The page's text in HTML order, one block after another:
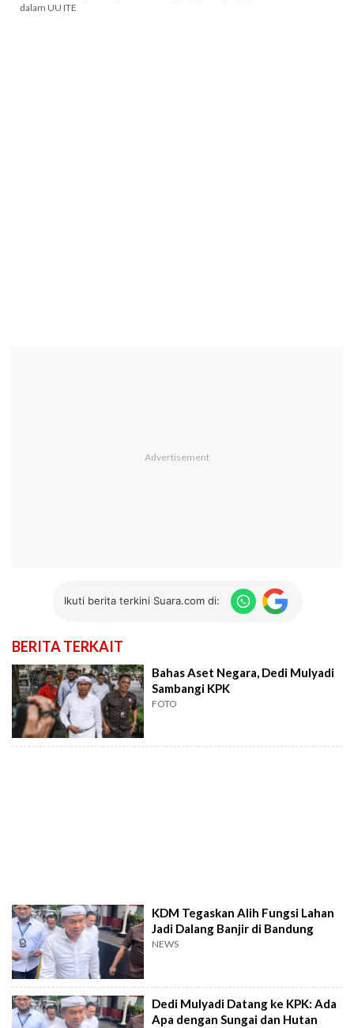
dalam UU ITE
Ikuti berita terkini Suara.com di:
BERITA TERKAIT
Bahas Aset Negara, Dedi Mulyadi
Sambangi KPK
FOTO
KDM Tegaskan Alih Fungsi Lahan
Jadi Dalang Banjir di Bandung
NEWS
Dedi Mulyadi Datang ke KPK: Ada
Apa dengan Sungai dan Hutan